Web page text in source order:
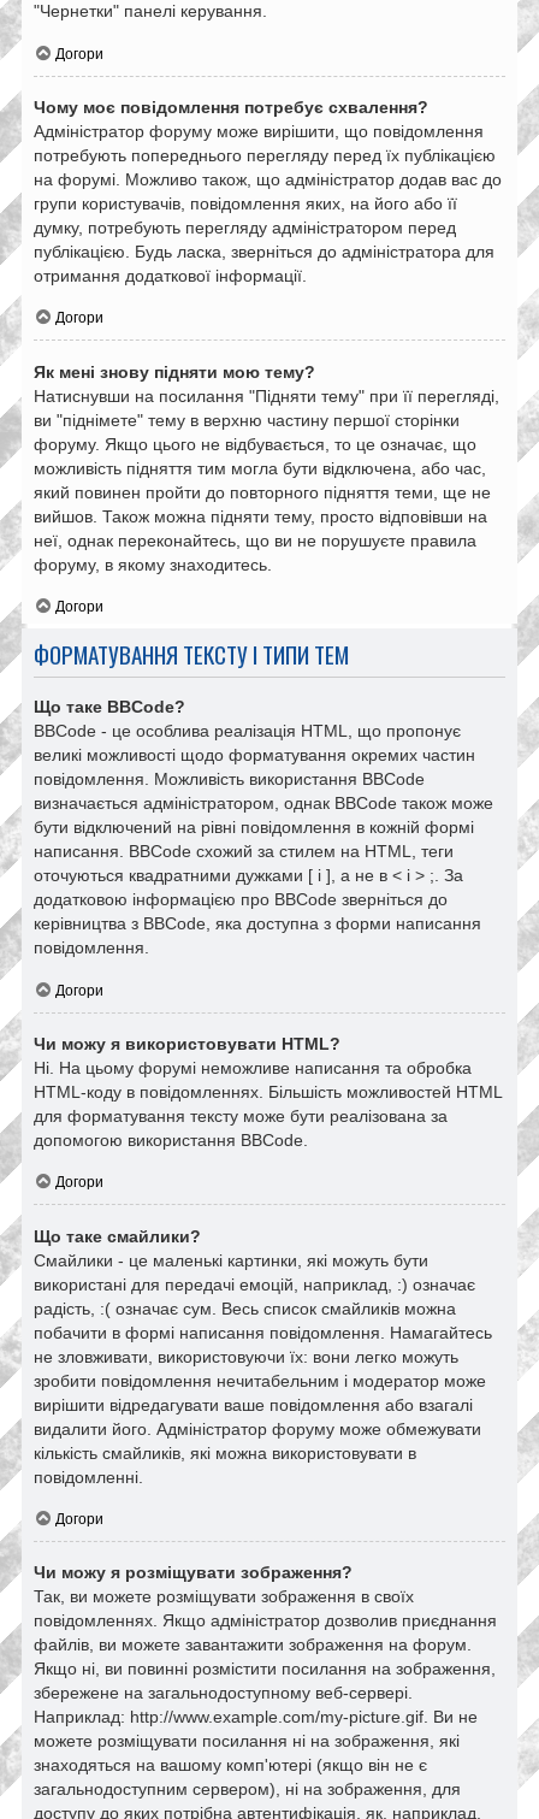
"Чернетки" панелі керування.
Догори
Чому моє повідомлення потребує схвалення?
Адміністратор форуму може вирішити, що повідомлення
потребують попереднього перегляду перед їх публікацією
на форумі. Можливо також, що адміністратор додав вас до
групи користувачів, повідомлення яких, на його або її
думку, потребують перегляду адміністратором перед
публікацією. Будь ласка, зверніться до адміністратора для
отримання додаткової інформації.
Догори
Як мені знову підняти мою тему?
Натиснувши на посилання "Підняти тему" при її перегляді,
ви "піднімете" тему в верхню частину першої сторінки
форуму. Якщо цього не відбувається, то це означає, що
можливість підняття тим могла бути відключена, або час,
який повинен пройти до повторного підняття теми, ще не
вийшов. Також можна підняти тему, просто відповівши на
неї, однак переконайтесь, що ви не порушуєте правила
форуму, в якому знаходитесь.
Догори
ФОРМАТУВАННЯ ТЕКСТУ І ТИПИ ТЕМ
Що таке BBCode?
BBCode - це особлива реалізація HTML, що пропонує
великі можливості щодо форматування окремих частин
повідомлення. Можливість використання BBCode
визначається адміністратором, однак BBCode також може
бути відключений на рівні повідомлення в кожній формі
написання. BBCode схожий за стилем на HTML, теги
оточуються квадратними дужками [ і ], а не в < і > ;. За
додатковою інформацією про BBCode зверніться до
керівництва з BBCode, яка доступна з форми написання
повідомлення.
Догори
Чи можу я використовувати HTML?
Ні. На цьому форумі неможливе написання та обробка
HTML-коду в повідомленнях. Більшість можливостей HTML
для форматування тексту може бути реалізована за
допомогою використання BBCode.
Догори
Що таке смайлики?
Смайлики - це маленькі картинки, які можуть бути
використані для передачі емоцій, наприклад, :) означає
радість, :( означає сум. Весь список смайликів можна
побачити в формі написання повідомлення. Намагайтесь
не зловживати, використовуючи їх: вони легко можуть
зробити повідомлення нечитабельним і модератор може
вирішити відредагувати ваше повідомлення або взагалі
видалити його. Адміністратор форуму може обмежувати
кількість смайликів, які можна використовувати в
повідомленні.
Догори
Чи можу я розміщувати зображення?
Так, ви можете розміщувати зображення в своїх
повідомленнях. Якщо адміністратор дозволив приєднання
файлів, ви можете завантажити зображення на форум.
Якщо ні, ви повинні розмістити посилання на зображення,
збережене на загальнодоступному веб-сервері.
Наприклад: http://www.example.com/my-picture.gif. Ви не
можете розміщувати посилання ні на зображення, які
знаходяться на вашому комп'ютері (якщо він не є
загальнодоступним сервером), ні на зображення, для
доступу до яких потрібна автентифікація, як, наприклад,